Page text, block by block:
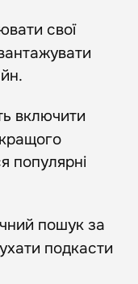
свої
включити
популярні
пошук за
подкасти